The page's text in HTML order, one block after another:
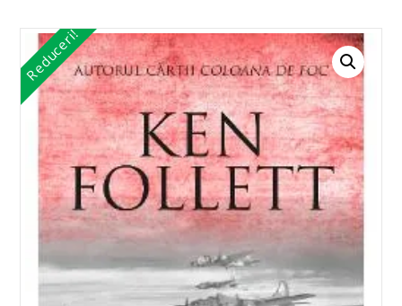
Reduceri!